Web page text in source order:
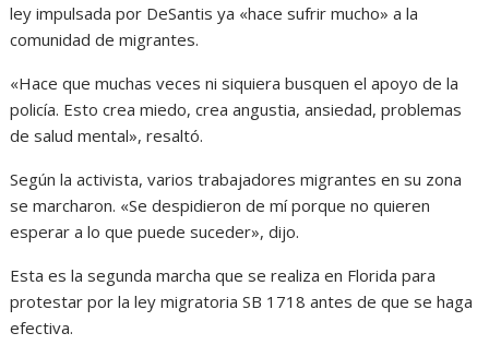
ley impulsada por DeSantis ya «hace sufrir mucho» a la
comunidad de migrantes.
«Hace que muchas veces ni siquiera busquen el apoyo de la
policía. Esto crea miedo, crea angustia, ansiedad, problemas
de salud mental», resaltó.
Según la activista, varios trabajadores migrantes en su zona
se marcharon. «Se despidieron de mí porque no quieren
esperar a lo que puede suceder», dijo.
Esta es la segunda marcha que se realiza en Florida para
protestar por la ley migratoria SB 1718 antes de que se haga
efectiva.